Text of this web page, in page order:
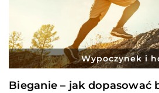
Wypoczynek i
Bieganie – jak dopasować